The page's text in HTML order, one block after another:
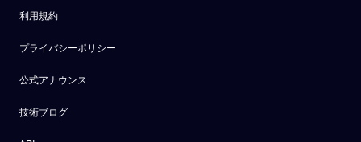
利用規約
プライバシーポリシー
公式アナウンス
技術ブログ